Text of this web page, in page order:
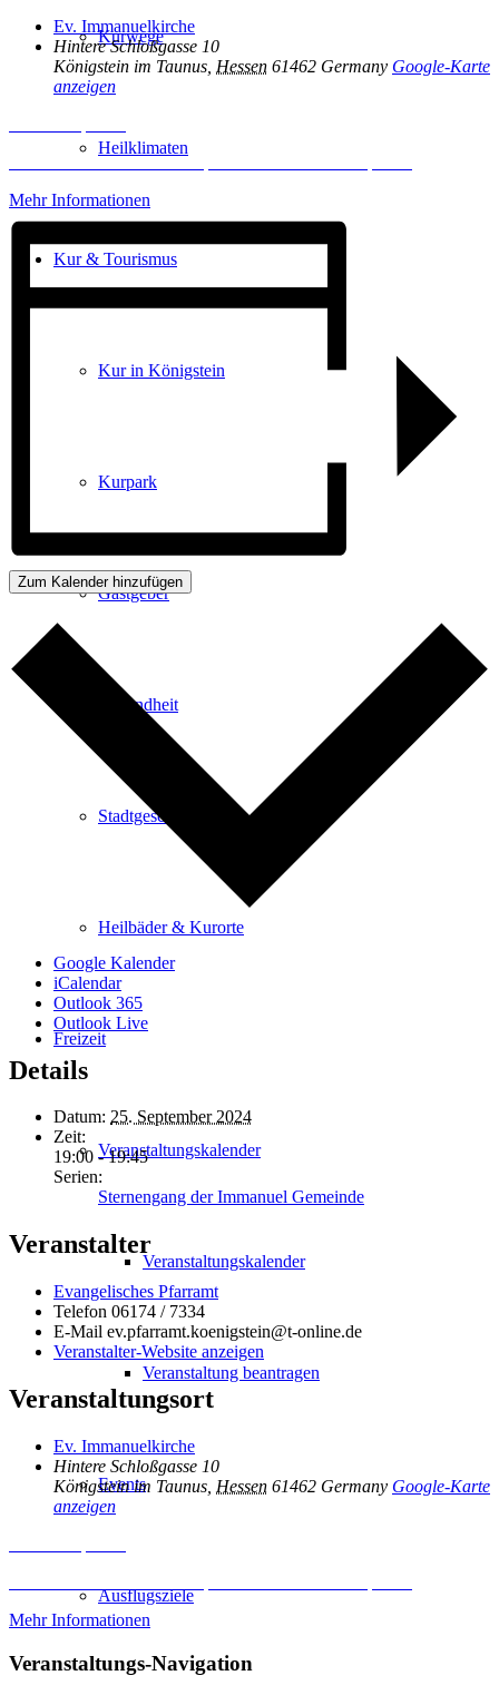
Kurwege
Heilklimaten
Kur & Tourismus
Kur in Königstein
Kurpark
Gastgeber
Gesundheit
Stadtgeschichte
Heilbäder & Kurorte
Freizeit
Veranstaltungskalender
Veranstaltungskalender
Veranstaltung beantragen
Events
Ausflugsziele
Ev. Immanuelkirche
Hintere Schloßgasse 10
Königstein im Taunus Hessen 61462 Germany Google-Karte
anzeigen
Erforderlichen Service akzeptieren und Inhalte entsperren
Mehr Informationen
Zum Kalender hinzufügen
Google Kalender
iCalendar
Outlook 365
Outlook Live
Details
Datum: 25. September 2024
Zeit:
19:00 - 19:45
Serien:
Sternengang der Immanuel Gemeinde
Veranstalter
Evangelisches Pfarramt
Telefon 06174 / 7334
E-Mail ev.pfarramt.koenigstein@t-online.de
Veranstalter-Website anzeigen
Veranstaltungsort
Ev. Immanuelkirche
Hintere Schloßgasse 10
Königstein im Taunus Hessen 61462 Germany Google-Karte
anzeigen
Mehr Informationen
Veranstaltungs-Navigation